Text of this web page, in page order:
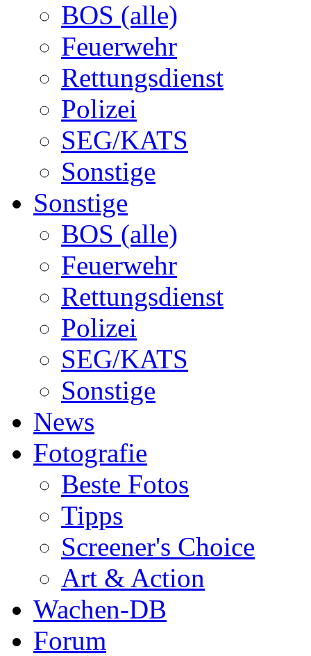
BOS (alle)
Feuerwehr
Rettungsdienst
Polizei
SEG/KATS
Sonstige
Sonstige
BOS (alle)
Feuerwehr
Rettungsdienst
Polizei
SEG/KATS
Sonstige
News
Fotografie
Beste Fotos
Tipps
Screener's Choice
Art & Action
Wachen-DB
Forum